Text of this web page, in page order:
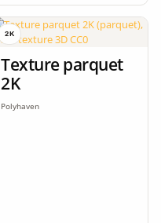
2K
Texture parquet
2K
Polyhaven